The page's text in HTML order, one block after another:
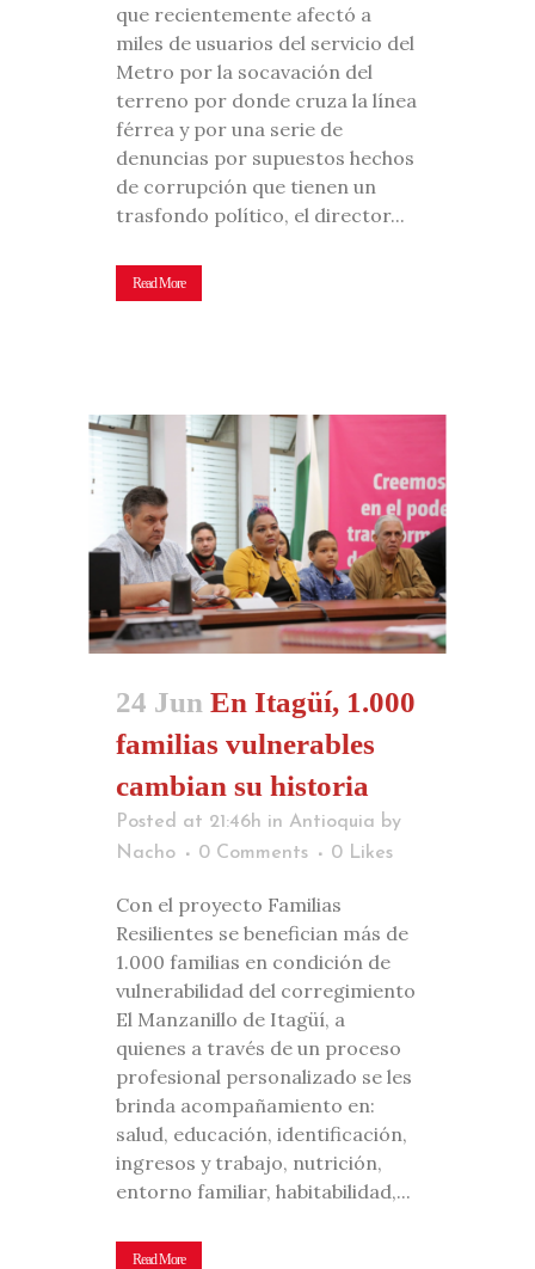
que recientemente afectó a
miles de usuarios del servicio del
Metro por la socavación del
terreno por donde cruza la línea
férrea y por una serie de
denuncias por supuestos hechos
de corrupción que tienen un
trasfondo político, el director...
Read More
24 Jun En Itagüí, 1.000
familias vulnerables
cambian su historia
Posted at 21:46h in Antioquia by
Nacho
0 Comments 0 Likes
Con el proyecto Familias
Resilientes se benefician más de
1.000 familias en condición de
vulnerabilidad del corregimiento
El Manzanillo de Itagüí, a
quienes a través de un proceso
profesional personalizado se les
brinda acompañamiento en:
salud, educación, identificación,
ingresos y trabajo, nutrición,
entorno familiar, habitabilidad,...
Read More